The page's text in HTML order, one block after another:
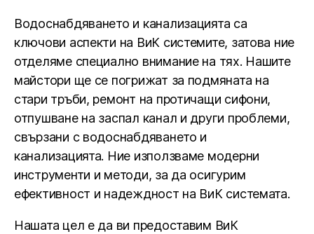
Водоснабдяването и канализацията са
ключови аспекти на ВиК системите, затова ние
отделяме специално внимание на тях. Нашите
майстори ще се погрижат за подмяната на
стари тръби, ремонт на протичащи сифони,
отпушване на заспал канал и други проблеми,
свързани с водоснабдяването и
канализацията. Ние използваме модерни
инструменти и методи, за да осигурим
ефективност и надеждност на ВиК системата.
Нашата цел е да ви предоставим ВиК